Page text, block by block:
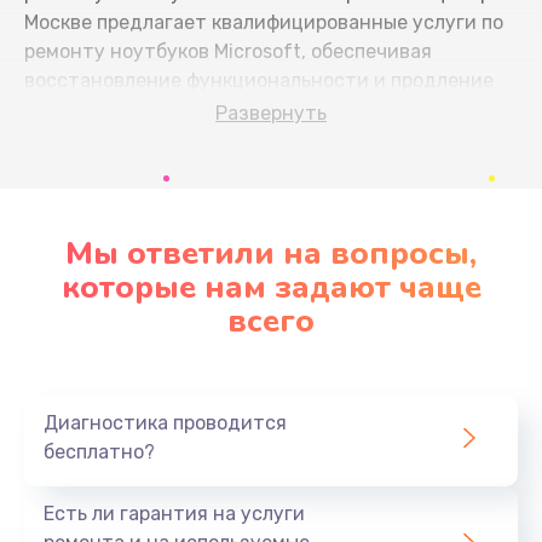
Москве предлагает квалифицированные услуги по
ремонту ноутбуков Microsoft, обеспечивая
восстановление функциональности и продление
срока службы вашего устройства.
Профилактика и основные
Большинство проблем с ноутбуками Microsoft
можно предотвратить, следуя простым
вентиляционные отверстия.
Повреждение аккумулятора
к сети после полной зарядки.
Развернуть
Мы ответили на вопросы,
которые нам задают чаще
всего
Диагностика проводится
бесплатно?
Есть ли гарантия на услуги